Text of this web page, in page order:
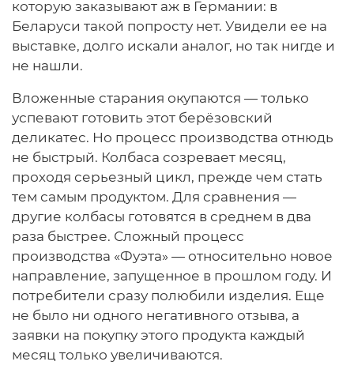
которую заказывают аж в Германии: в
Беларуси такой попросту нет. Увидели ее на
выставке, долго искали аналог, но так нигде и
не нашли.
Вложенные старания окупаются — только
успевают готовить этот берёзовский
деликатес. Но процесс производства отнюдь
не быстрый. Колбаса созревает месяц,
проходя серьезный цикл, прежде чем стать
тем самым продуктом. Для сравнения —
другие колбасы готовятся в среднем в два
раза быстрее. Сложный процесс
производства «Фуэта» — относительно новое
направление, запущенное в прошлом году. И
потребители сразу полюбили изделия. Еще
не было ни одного негативного отзыва, а
заявки на покупку этого продукта каждый
месяц только увеличиваются.